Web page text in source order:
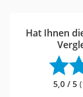
Hat Ihnen
5,0 / 5